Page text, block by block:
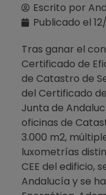
Escrito por
Publicado el
Tras ganar el
Certificado de
de Catastro de
del Certificado
Junta de
oficinas de
3.000 m2,
luxometrías
CEE del edificio,
Andalucía y se